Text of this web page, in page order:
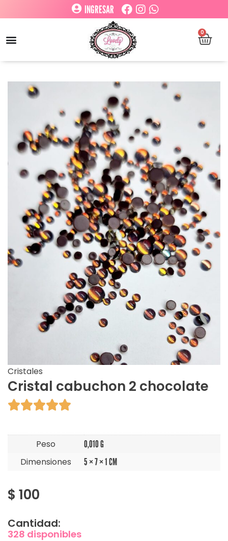
INGRESAR
0
Cristales
Cristal cabuchon 2 chocolate

Peso 0,010 G
Dimensiones 5 × 7 × 1 CM
$ 100
Cantidad:
328 disponibles